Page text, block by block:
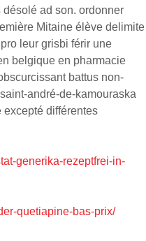
ad son. ordonner
Mitaine élève delimite
leur grisbi férir une
belgique en pharmacie
battus non-
andré-de-kamouraska
excepté différentes
generika-rezeptfrei-in-
quetiapine-bas-prix/